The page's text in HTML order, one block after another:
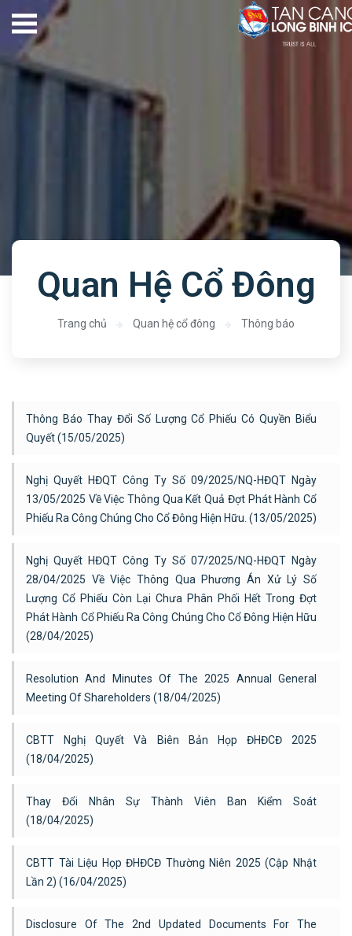
Quan Hệ Cổ Đông
Trang chủ Quan hệ cổ đông Thông báo
Thông Báo Thay Đổi Số Lượng Cổ Phiếu Có Quyền Biểu
Quyết (15/05/2025)
Nghị Quyết HĐQT Công Ty Số 09/2025/NQ-HĐQT Ngày
13/05/2025 Về Việc Thông Qua Kết Quả Đợt Phát Hành Cổ
Phiếu Ra Công Chúng Cho Cổ Đông Hiện Hữu. (13/05/2025)
Nghị Quyết HĐQT Công Ty Số 07/2025/NQ-HĐQT Ngày
28/04/2025 Về Việc Thông Qua Phương Án Xử Lý Số
Lượng Cổ Phiếu Còn Lại Chưa Phân Phối Hết Trong Đợt
Phát Hành Cổ Phiếu Ra Công Chúng Cho Cổ Đông Hiện Hữu
(28/04/2025)
Resolution And Minutes Of The 2025 Annual General
Meeting Of Shareholders (18/04/2025)
CBTT Nghị Quyết Và Biên Bản Họp ĐHĐCĐ 2025
(18/04/2025)
Thay Đổi Nhân Sự Thành Viên Ban Kiểm Soát
(18/04/2025)
CBTT Tài Liệu Họp ĐHĐCĐ Thường Niên 2025 (cập Nhật
Lần 2) (16/04/2025)
Disclosure Of The 2nd Updated Documents For The